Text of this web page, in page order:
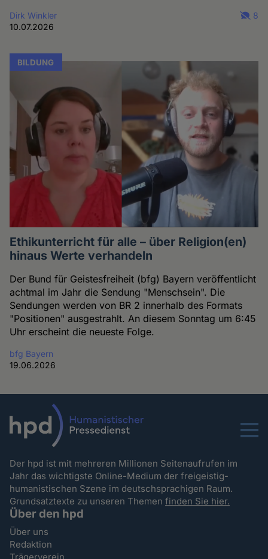
Dirk Winkler
10.07.2026
8
BILDUNG
Ethikunterricht für alle – über Religion(en)
hinaus Werte verhandeln
Der Bund für Geistesfreiheit (bfg) Bayern veröffentlicht
achtmal im Jahr die Sendung "Menschsein". Die
Sendungen werden von BR 2 innerhalb des Formats
"Positionen" ausgestrahlt. An diesem Sonntag um 6:45
Uhr erscheint die neueste Folge.
bfg Bayern
19.06.2026
Menu
Der hpd ist mit mehreren Millionen Seitenaufrufen im
Jahr das wichtigste Online-Medium der freigeistig-
humanistischen Szene im deutschsprachigen Raum.
Grundsatztexte zu unseren Themenfinden Sie hier.
Über den hpd
Über uns
Redaktion